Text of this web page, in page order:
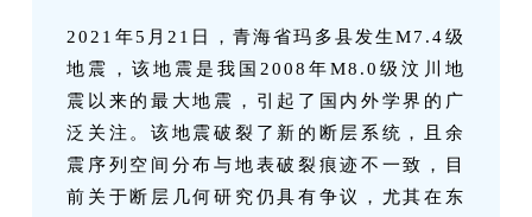
2021年5月21日，青海省玛多县发生M7.4级
地震，该地震是我国2008年M8.0级汶川地
震以来的最大地震，引起了国内外学界的广
泛关注。该地震破裂了新的断层系统，且余
震序列空间分布与地表破裂痕迹不一致，目
前关于断层几何研究仍具有争议，尤其在东